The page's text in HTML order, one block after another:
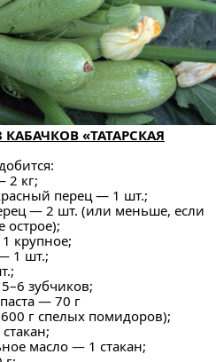
КАБАЧКОВ «ТАТАРСКАЯ
2 кг;
перец — 1 шт.;
— 2 шт. (или меньше, если
острое);
крупное;
1 шт.;
зубчиков;
— 70 г
г спелых помидоров);
масло — 1 стакан;